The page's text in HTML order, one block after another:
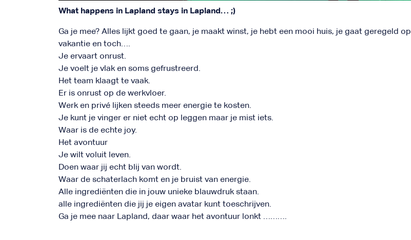
What happens in Lapland stays in Lapland… ;)
Ga je mee? Alles lijkt goed te gaan, je maakt winst, je hebt een mooi huis, je gaat geregeld op
vakantie en toch….
Je ervaart onrust.
Je voelt je vlak en soms gefrustreerd.
Het team klaagt te vaak.
Er is onrust op de werkvloer.
Werk en privé lijken steeds meer energie te kosten.
Je kunt je vinger er niet echt op leggen maar je mist iets.
Waar is de echte joy.
Het avontuur
Je wilt voluit leven.
Doen waar jij echt blij van wordt.
Waar de schaterlach komt en je bruist van energie.
Alle ingrediënten die in jouw unieke blauwdruk staan.
alle ingrediënten die jij je eigen avatar kunt toeschrijven.
Ga je mee naar Lapland, daar waar het avontuur lonkt ……….